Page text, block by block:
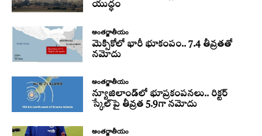
యుద్ధం
అంతర్జాతీయం
మెక్సికోలో భారీ భూకంపం.. 7.4 తీవ్రతతో
నమోదు
అంతర్జాతీయం
న్యూజిలాండ్‌లో భూప్రకంపనలు.. రిక్టర్‌
స్కేల్‌పై తీవ్రత 5.9గా నమోదు
అంతర్జాతీయం